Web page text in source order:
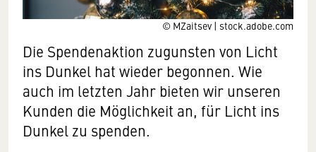
© MZaitsev | stock.adobe.com
Die Spendenaktion zugunsten von Licht
ins Dunkel hat wieder begonnen. Wie
auch im letzten Jahr bieten wir unseren
Kunden die Möglichkeit an, für Licht ins
Dunkel zu spenden.